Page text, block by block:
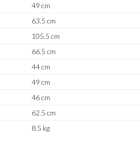
49 cm
63.5 cm
105.5 cm
66.5 cm
44 cm
49 cm
46 cm
62.5 cm
8.5 kg